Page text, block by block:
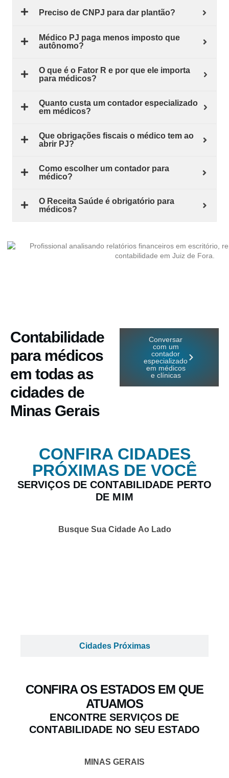
Preciso de CNPJ para dar plantão?
Médico PJ paga menos imposto que
autônomo?
O que é o Fator R e por que ele importa
para médicos?
Quanto custa um contador especializado
em médicos?
Que obrigações fiscais o médico tem ao
abrir PJ?
Como escolher um contador para
médico?
O Receita Saúde é obrigatório para
médicos?
Contabilidade
para médicos
em todas as
cidades de
Minas Gerais
Conversar
com um
contador
especializado
em médicos
e clínicas
CONFIRA CIDADES
PRÓXIMAS DE VOCÊ
SERVIÇOS DE CONTABILIDADE PERTO
DE MIM
Busque Sua Cidade Ao Lado
Cidades Próximas
CONFIRA OS ESTADOS EM QUE
ATUAMOS
ENCONTRE SERVIÇOS DE
CONTABILIDADE NO SEU ESTADO
MINAS GERAIS